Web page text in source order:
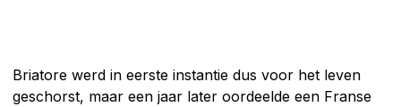
Briatore werd in eerste instantie dus voor het leven
geschorst, maar een jaar later oordeelde een Franse